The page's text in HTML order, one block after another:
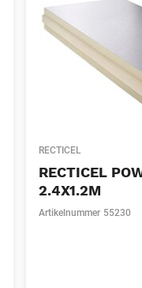
RECTICEL
RECTICEL
2.4X1.2M
Artikelnummer 55230